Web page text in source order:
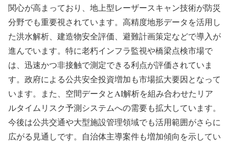
関心が高まっており、地上型レーザースキャン技術が防災
分野でも重要視されています。高精度地形データを活用し
た洪水解析、建造物安全評価、避難計画策定などで導入が
進んでいます。特に老朽インフラ監視や橋梁点検市場で
は、迅速かつ非接触で測定できる利点が評価されていま
す。政府による公共安全投資増加も市場拡大要因となって
います。また、空間データとAI解析を組み合わせたリア
ルタイムリスク予測システムへの需要も拡大しています。
今後は公共交通や大型施設管理領域でも活用範囲がさらに
広がる見通しです。自治体主導案件も増加傾向を示してい